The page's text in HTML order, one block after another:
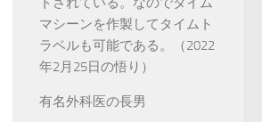
マシーンを作製してタイムト
ラベルも可能である。（2022
年2月25日の悟り）
有名外科医の長男